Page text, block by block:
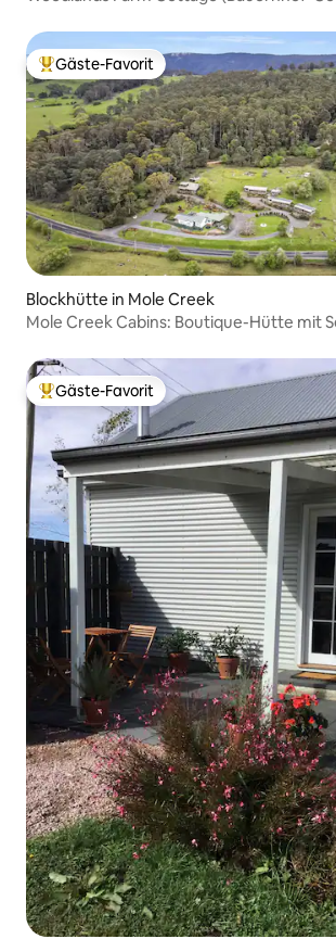
Beliebter Gäste-Favorit.
Gäste-Favorit
Blockhütte in Mole Creek
Mole Creek Cabins: Boutique-Hütte mit
Beliebter Gäste-Favorit.
Gäste-Favorit